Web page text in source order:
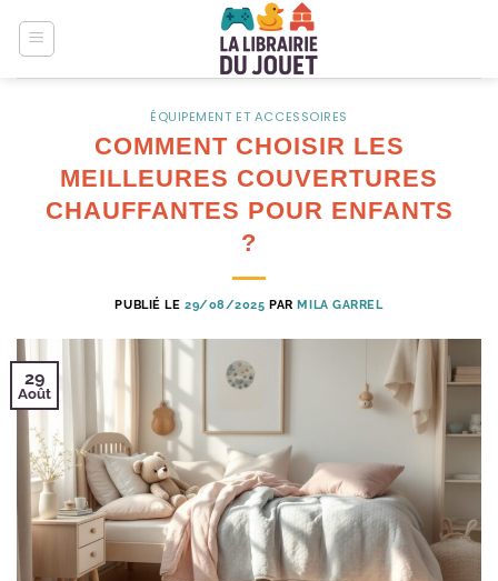
ÉQUIPEMENT ET ACCESSOIRES
COMMENT CHOISIR LES
MEILLEURES COUVERTURES
CHAUFFANTES POUR ENFANTS
?
PUBLIÉ LE 29/08/2025 PARMILA GARREL
29
Août